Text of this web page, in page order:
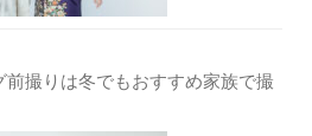
撮りは冬でもおすすめ家族で撮